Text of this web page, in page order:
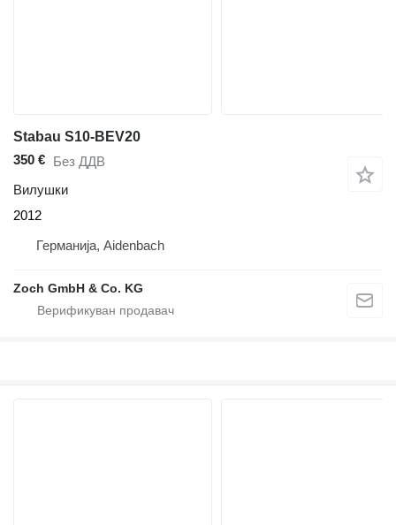
Stabau S10-BEV20
350 € Без ДДВ
Вилушки
2012
Германија, Aidenbach
Zoch GmbH & Co. KG